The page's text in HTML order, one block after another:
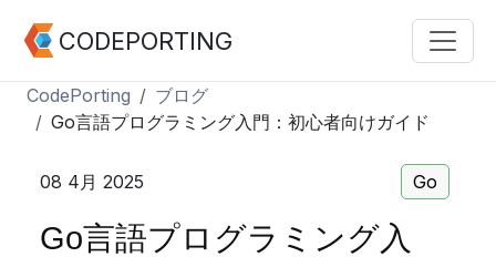
CODEPORTING
CodePorting
ブログ
Go言語プログラミング入門：初心者向けガイド
08 4月 2025 Go
Go言語プログラミング入